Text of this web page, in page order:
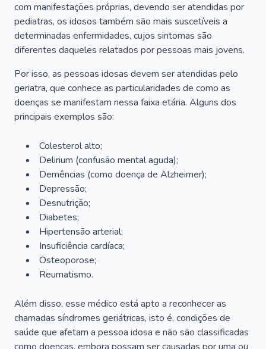
com manifestações próprias, devendo ser atendidas por
pediatras, os idosos também são mais suscetíveis a
determinadas enfermidades, cujos sintomas são
diferentes daqueles relatados por pessoas mais jovens.
Por isso, as pessoas idosas devem ser atendidas pelo
geriatra, que conhece as particularidades de como as
doenças se manifestam nessa faixa etária. Alguns dos
principais exemplos são:
Colesterol alto;
Delirium (confusão mental aguda);
Demências (como doença de Alzheimer);
Depressão;
Desnutrição;
Diabetes;
Hipertensão arterial;
Insuficiência cardíaca;
Osteoporose;
Reumatismo.
Além disso, esse médico está apto a reconhecer as
chamadas síndromes geriátricas, isto é, condições de
saúde que afetam a pessoa idosa e não são classificadas